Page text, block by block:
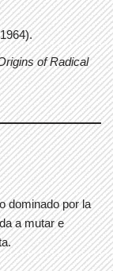
of Radical
dominado por la
a mutar e